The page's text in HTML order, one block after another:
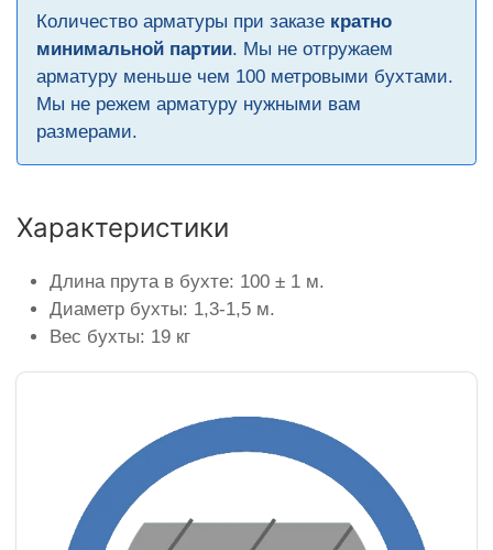
Количество арматуры при заказе кратно
минимальной партии. Мы не отгружаем
арматуру меньше чем 100 метровыми бухтами.
Мы не режем арматуру нужными вам
размерами.
Характеристики
Длина прута в бухте: 100 ± 1 м.
Диаметр бухты: 1,3-1,5 м.
Вес бухты: 19 кг